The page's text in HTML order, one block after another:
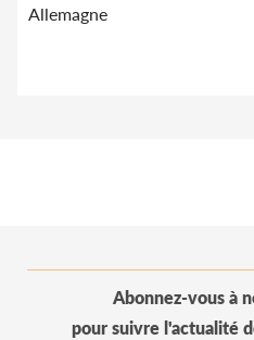
Allemagne
Abonnez-vous à
pour suivre l'actualité